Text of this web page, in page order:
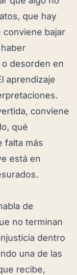
que hay
conviene bajar
desorden en
aprendizaje
conviene
qué
falta más
está en
de
no terminan
dentro
una de las
recibe,